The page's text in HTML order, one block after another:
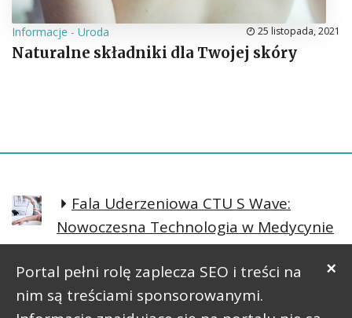
×
Portal pełni rolę zaplecza SEO i treści na
nim są treściami sponsorowanymi.
Informacje - Uroda 25 listopada, 2021
Naturalne składniki dla Twojej skóry
Fala Uderzeniowa CTU S Wave:
Nowoczesna Technologia w Medycynie
Regeneracyjnej
Prosta postawa lepsze samopoczucie